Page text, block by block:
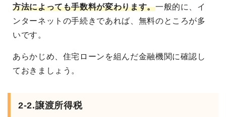
方法によっても手数料が変わります。一般的に、イ
ンターネットの手続きであれば、無料のところが多
いです。
あらかじめ、住宅ローンを組んだ金融機関に確認し
ておきましょう。
2-2.譲渡所得税